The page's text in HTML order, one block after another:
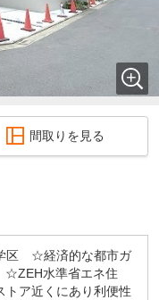
間取りを見る
区 ☆経済的な都市ガ
水準省エネ住
ア近くにあり利便性